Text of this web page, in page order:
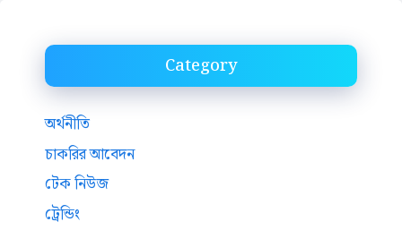
Category
অর্থনীতি
চাকরির আবেদন
টেক নিউজ
ট্রেন্ডিং